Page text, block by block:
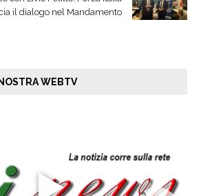
il dialogo nel Mandamento
WEBTV